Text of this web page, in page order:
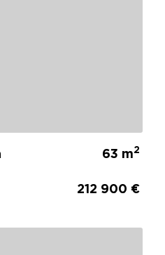
63 m2
212 900 €